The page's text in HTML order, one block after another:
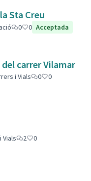
Sta Creu
0 0 Acceptada
carrer Vilamar
i Vials 0
0
Vials 2
0